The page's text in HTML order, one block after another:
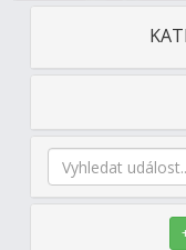
Restaurace a Hotel